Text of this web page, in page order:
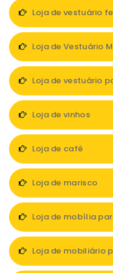
Loja de vestuário
Loja de Vestuário
Loja de vestuário
Loja de vinhos
Loja de café
Loja de marisco
Loja de mobília
Loja de mobiliário